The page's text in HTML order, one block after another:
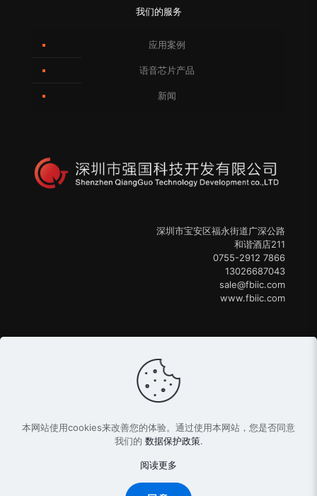
我们的服务
应用案例
语音芯片产品
新闻
深圳市宝安区福永街道广深公路
和谐酒店211
0755-2912 7866
13026687043
sale@fbiic.com
www.fbiic.com
copyright © 2013-2024强国科技粤ICP备15037972号
本网站使用cookies来改善您的体验。通过使用本网站，您是否同意
我们的 数据保护政策.
阅读更多